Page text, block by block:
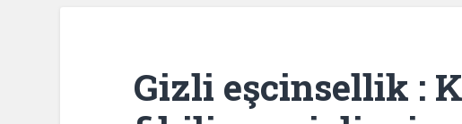
Gizli eşcinsellik :